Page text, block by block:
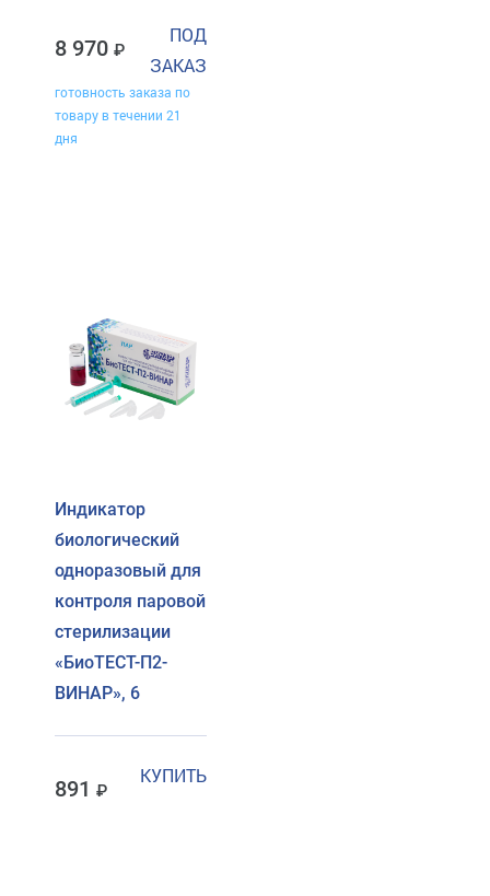
8 970
ПОД
ЗАКАЗ
готовность заказа по
товару в течении 21
дня
Индикатор
биологический
одноразовый для
контроля паровой
стерилизации
«БиоТЕСТ-П2-
ВИНАР», 6
891
КУПИТЬ